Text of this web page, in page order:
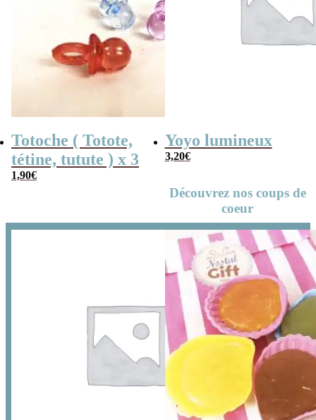
Totoche ( Totote,
tétine, tutute ) x 3
1,90€
Yoyo lumineux
3,20€
Découvrez nos coups de
coeur